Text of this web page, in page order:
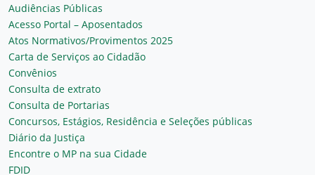
Audiências Públicas
Acesso Portal – Aposentados
Atos Normativos/Provimentos 2025
Carta de Serviços ao Cidadão
Convênios
Consulta de extrato
Consulta de Portarias
Concursos, Estágios, Residência e Seleções públicas
Diário da Justiça
Encontre o MP na sua Cidade
FDID